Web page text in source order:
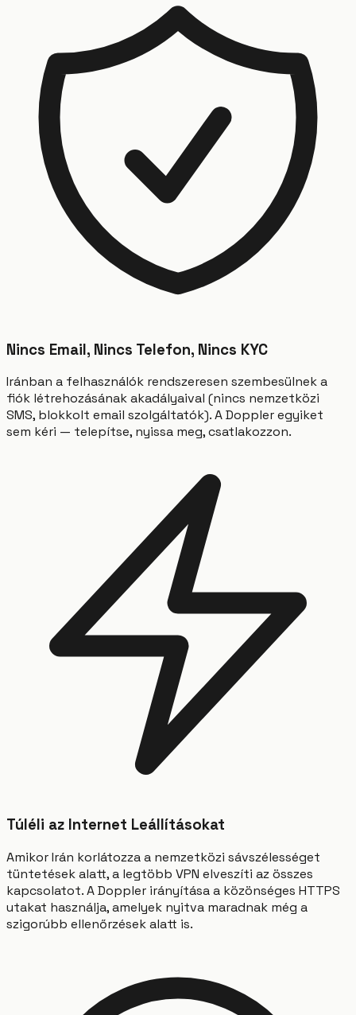
Nincs Email, Nincs Telefon, Nincs KYC
Iránban a felhasználók rendszeresen szembesülnek a
fiók létrehozásának akadályaival (nincs nemzetközi
SMS, blokkolt email szolgáltatók). A Doppler egyiket
sem kéri — telepítse, nyissa meg, csatlakozzon.
Túléli az Internet Leállításokat
Amikor Irán korlátozza a nemzetközi sávszélességet
tüntetések alatt, a legtöbb VPN elveszíti az összes
kapcsolatot. A Doppler irányítása a közönséges HTTPS
utakat használja, amelyek nyitva maradnak még a
szigorúbb ellenőrzések alatt is.